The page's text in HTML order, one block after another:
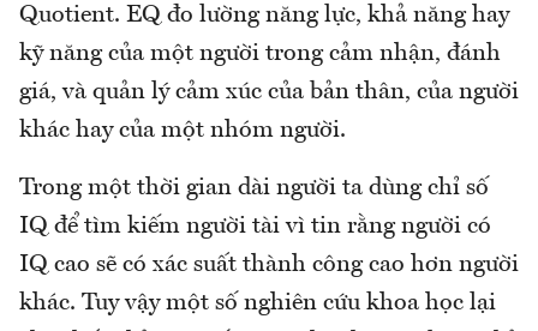
Quotient. EQ đo lường năng lực, khả năng hay
kỹ năng của một người trong cảm nhận, đánh
giá, và quản lý cảm xúc của bản thân, của người
khác hay của một nhóm người.
Trong một thời gian dài người ta dùng chỉ số
IQ để tìm kiếm người tài vì tin rằng người có
IQ cao sẽ có xác suất thành công cao hơn người
khác. Tuy vậy một số nghiên cứu khoa học lại